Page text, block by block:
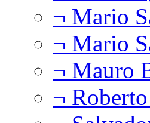
¬ Mario
¬ Mario
¬ Mauro
¬